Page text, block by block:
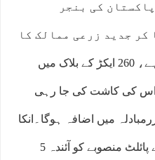
پاکستان کی بنجر
کر جدید زرعی ممالک کا
مقابلہ کرنا ہمارا ہدف ہے، 260 ایکڑ کے بلاک میں
کی کاشت کی جا رہی
میں اضافہ ہوگا۔انکا
کہنا تھا کہ موجودہ 950 ایکڑ کے پائلٹ منصوبے کو آئندہ 5